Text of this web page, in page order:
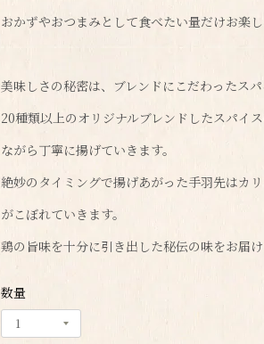
おかずやおつまみとして食べたい量だけお楽し
美味しさの秘密は、ブレンドにこだわったスパ
20種類以上のオリジナルブレンドしたスパイ
ながら丁寧に揚げていきます。
絶妙のタイミングで揚げあがった手羽先はカ
がこぼれていきます。
鶏の旨味を十分に引き出した秘伝の味をお届け
数量